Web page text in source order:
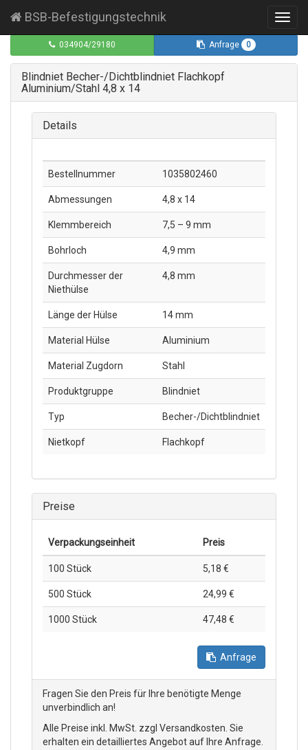
BSB-Befestigungstechnik
Blindniet Becher-/Dichtblindniet Flachkopf
Aluminium/Stahl 4,8 x 14
Details
Bestellnummer 1035802460
Abmessungen 4,8 x 14
Klemmbereich 7,5 – 9 mm
Bohrloch 4,9 mm
Durchmesser der
Niethülse
4,8 mm
Länge der Hülse 14 mm
Material Hülse Aluminium
Material Zugdorn Stahl
Produktgruppe Blindniet
Typ Becher-/Dichtblindniet
Nietkopf Flachkopf
Preise
Verpackungs­einheit Preis
100 Stück 5,18 €
500 Stück 24,99 €
1000 Stück 47,48 €
Anfrage
Fragen Sie den Preis für Ihre benötigte Menge
unverbindlich an!
Alle Preise inkl. MwSt. zzgl Versandkosten. Sie
erhalten ein detailliertes Angebot auf Ihre Anfrage.
034904/29180 Anfrage 0